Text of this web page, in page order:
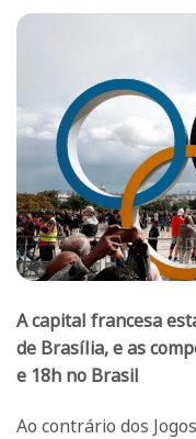
A capital francesa
de Brasília, e as
e 18h no Brasil
Ao contrário dos